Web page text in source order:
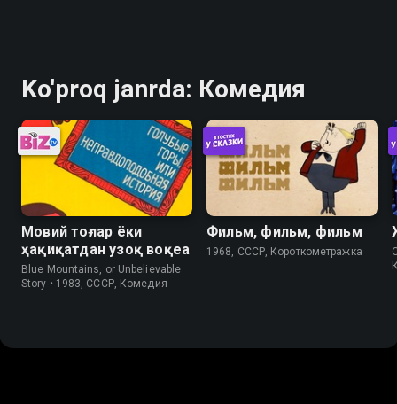
Ko'proq janrda: Комедия
Мовий тоғлар ёки
ҳақиқатдан узоқ воқеа
Blue Mountains, or Unbelievable
Story • 1983, СССР, Комедия
Фильм, фильм, фильм
1968, СССР, Короткометражка